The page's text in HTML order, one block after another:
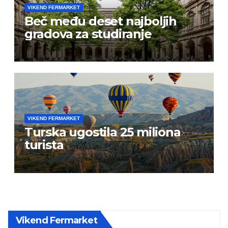
VIKEND FERMARKET
Beč među deset najboljih
gradova za studiranje
VIKEND FERMARKET
Turska ugostila 25 miliona
turista
Vikend Fermarket